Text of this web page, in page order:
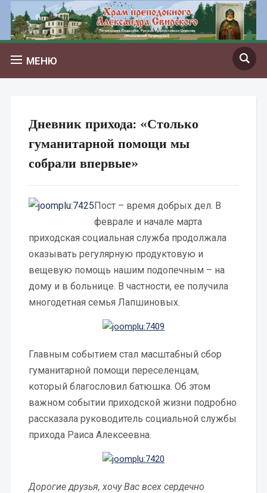
МЕНЮ
Дневник прихода: «Столько
гуманитарной помощи мы
собрали впервые»
Пост – время добрых дел. В
феврале и начале марта
приходская социальная служба продолжала
оказывать регулярную продуктовую и
вещевую помощь нашим подопечным – на
дому и в больнице. В частности, ее получила
многодетная семья Лапшиновых.
Главным событием стал масштабный сбор
гуманитарной помощи переселенцам,
который благословил батюшка. Об этом
важном событии приходской жизни подробно
рассказала руководитель социальной службы
прихода Раиса Алексеевна.
Дорогие друзья, хочу Вас всех сердечно